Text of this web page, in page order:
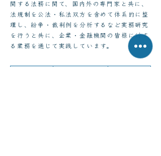
関する法務に関て、国内外の専門家と共に、
法規制を公法・私法双方を含めて体系的に整
理し、紛争・裁判例を分析するなど実務研究
を行うと共に、企業・金融機関の皆様に対す
る業務を通じて実践しています。